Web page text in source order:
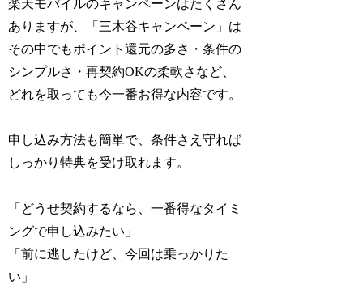
楽天モバイルのキャンペーンはたくさん
ありますが、「三木谷キャンペーン」は
その中でもポイント還元の多さ・条件の
シンプルさ・再契約OKの柔軟さなど、
どれを取っても今一番お得な内容です。
申し込み方法も簡単で、条件さえ守れば
しっかり特典を受け取れます。
「どうせ契約するなら、一番得なタイミ
ングで申し込みたい」
「前に逃したけど、今回は乗っかりた
い」